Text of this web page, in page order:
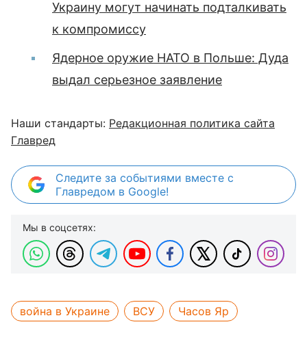
Украину могут начинать подталкивать
к компромиссу
Ядерное оружие НАТО в Польше: Дуда
выдал серьезное заявление
Наши стандарты: Редакционная политика сайта
Главред
Следите за событиями вместе с
Главредом в Google!
Мы в соцсетях:
война в Украине ВСУ Часов Яр